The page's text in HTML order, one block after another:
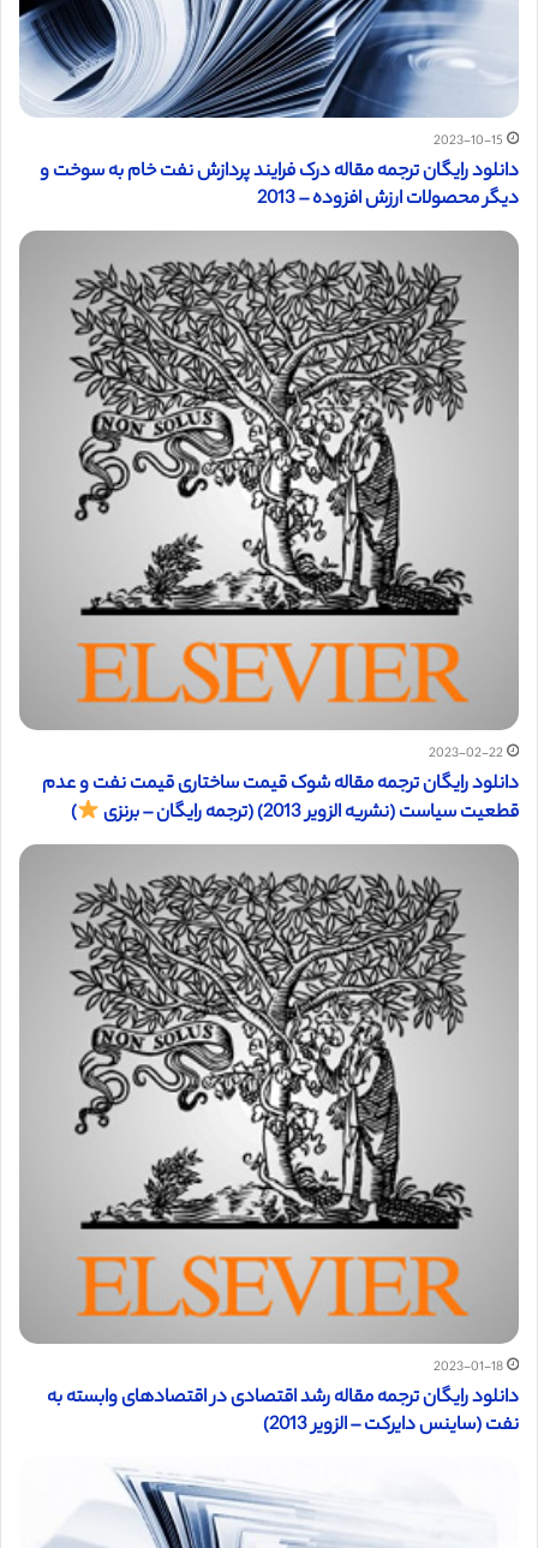
2023-10-15
دانلود رایگان ترجمه مقاله درک فرایند پردازش نفت خام به سوخت و
دیگر محصولات ارزش افزوده – 2013
2023-02-22
دانلود رایگان ترجمه مقاله شوک قیمت ساختاری قیمت نفت و عدم
قطعیت سیاست (نشریه الزویر 2013) (ترجمه رایگان – برنزی
)
2023-01-18
دانلود رایگان ترجمه مقاله رشد اقتصادی در اقتصادهای وابسته به
نفت (ساینس دایرکت – الزویر 2013)